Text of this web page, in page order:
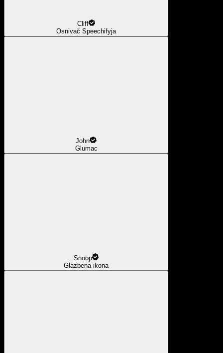
Cliff
Osnivač Speechifyja
John
Glumac
Snoop
Glazbena ikona